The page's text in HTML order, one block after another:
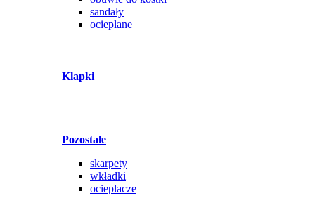
sandały
ocieplane
Klapki
Pozostałe
skarpety
wkładki
ocieplacze